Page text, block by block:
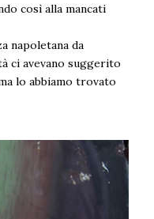
così alla mancati
napoletana da
ci avevano suggerito
lo abbiamo trovato